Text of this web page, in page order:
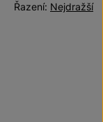
Nejdražší
Řazení: